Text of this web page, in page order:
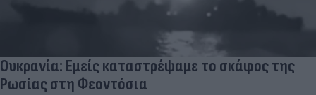
Ουκρανία: Εμείς καταστρέψαμε το σκάφος της
Ρωσίας στη Φεοντόσια